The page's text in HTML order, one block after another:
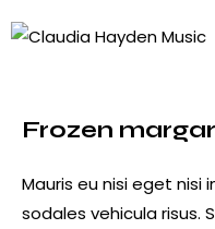
Frozen
Mauris eu nisi eget nisi
sodales vehicula risus.